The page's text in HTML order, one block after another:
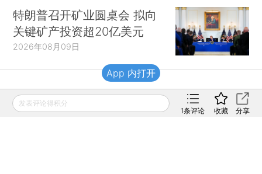
特朗普召开矿业圆桌会 拟向
关键矿产投资超20亿美元
2026年08月09日
财新移动
发表评论得积分
1条评论 收藏 分享
App 内打开